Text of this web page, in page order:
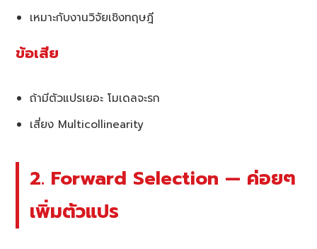
เหมาะกับงานวิจัยเชิงทฤษฎี
ข้อเสีย
ถ้ามีตัวแปรเยอะ โมเดลจะรก
เสี่ยง Multicollinearity
2. Forward Selection — ค่อยๆ
เพิ่มตัวแปร